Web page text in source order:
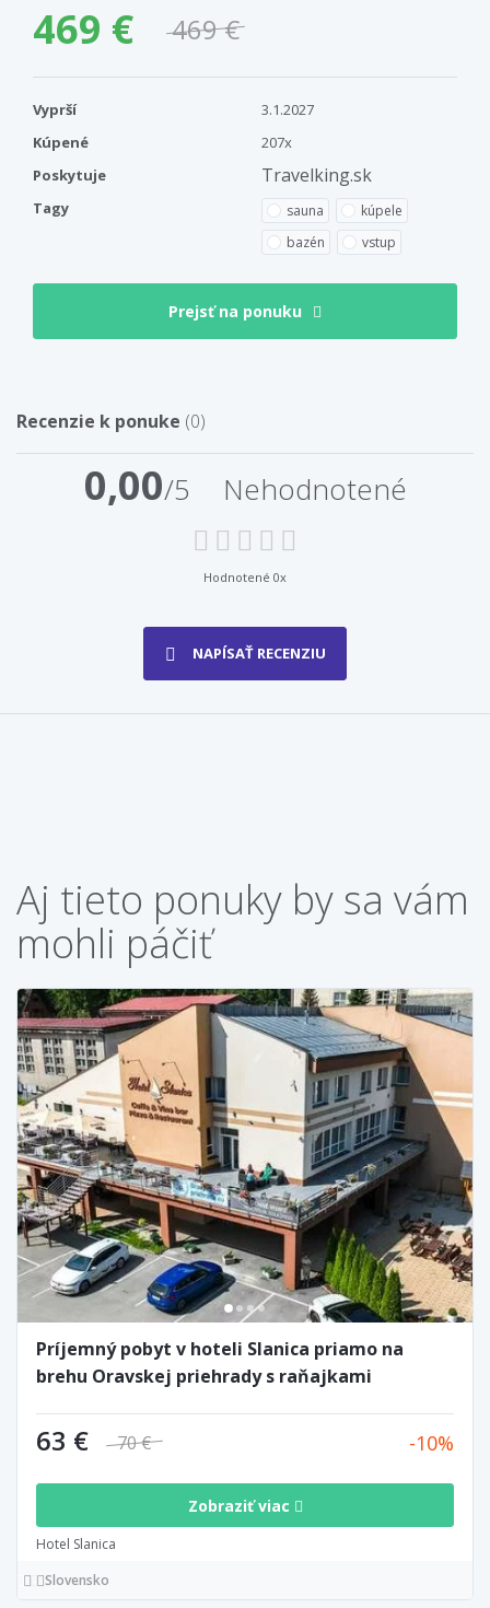
469 € 469 €
Vyprší
3.1.2027
Kúpené
207x
Poskytuje
Travelking.sk
Tagy sauna
kúpele
bazén
vstup
Prejsť na ponuku
Recenzie k ponuke (0)
0,00/5 Nehodnotené
Hodnotené 0x
NAPÍSAŤ RECENZIU
Aj tieto ponuky by sa vám
mohli páčiť
Príjemný pobyt v hoteli Slanica priamo na
brehu Oravskej priehrady s raňajkami
63 € 70 € 10
Zobraziť viac
Hotel Slanica
Slovensko